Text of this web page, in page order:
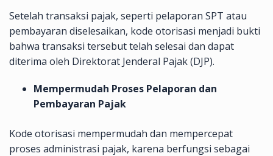
Setelah transaksi pajak, seperti pelaporan SPT atau
pembayaran diselesaikan, kode otorisasi menjadi bukti
bahwa transaksi tersebut telah selesai dan dapat
diterima oleh Direktorat Jenderal Pajak (DJP).
Mempermudah Proses Pelaporan dan
Pembayaran Pajak
Kode otorisasi mempermudah dan mempercepat
proses administrasi pajak, karena berfungsi sebagai